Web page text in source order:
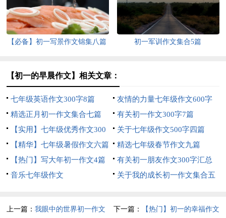
【必备】初一写景作文锦集八篇 初一军训作文集合5篇
【初一的早晨作文】相关文章：
七年级英语作文300字8篇
友情的力量七年级作文600字
精选正月初一作文集合七篇
有关初一作文300字7篇
【实用】七年级优秀作文300
字集锦6篇
关于七年级作文500字四篇
【精华】七年级暑假作文六篇
精选七年级春节作文九篇
【热门】写大年初一作文4篇
有关初一朋友作文300字汇总
六篇
音乐七年级作文
关于我的成长初一作文集合五
上一篇：我眼中的世界初一作文 下一篇： 【热门】初一的幸福作文